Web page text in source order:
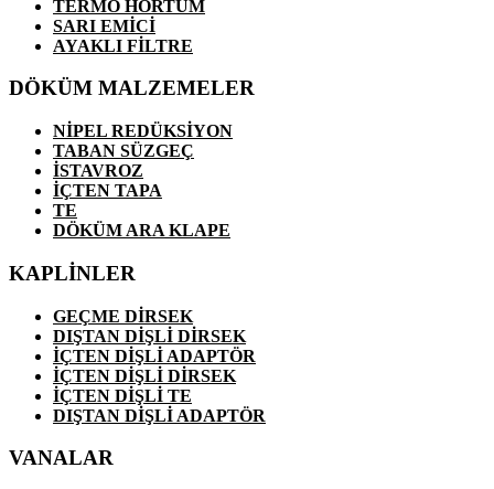
TERMO HORTUM
SARI EMİCİ
AYAKLI FİLTRE
DÖKÜM MALZEMELER
NİPEL REDÜKSİYON
TABAN SÜZGEÇ
İSTAVROZ
İÇTEN TAPA
TE
DÖKÜM ARA KLAPE
KAPLİNLER
GEÇME DİRSEK
DIŞTAN DİŞLİ DİRSEK
İÇTEN DİŞLİ ADAPTÖR
İÇTEN DİŞLİ DİRSEK
İÇTEN DİŞLİ TE
DIŞTAN DİŞLİ ADAPTÖR
VANALAR